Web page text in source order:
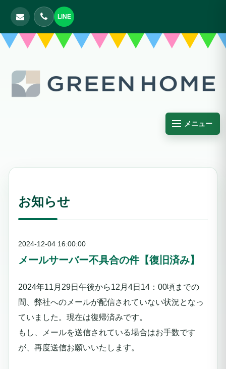
LINE
メニュー
お知らせ
2024-12-04 16:00:00
メールサーバー不具合の件【復旧済み】
2024年11月29日午後から12月4日14：00頃までの
間、弊社へのメールが配信されていない状況となっ
ていました。現在は復帰済みです。
もし、メールを送信されている場合はお手数です
が、再度送信お願いいたします。